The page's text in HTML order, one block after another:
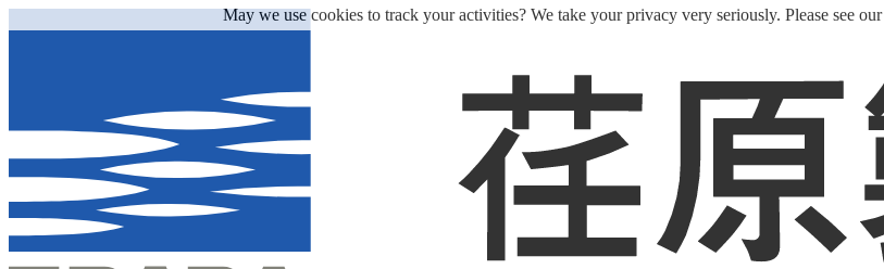
May we use cookies to track your activities? We take your privacy very seriously. Please see our